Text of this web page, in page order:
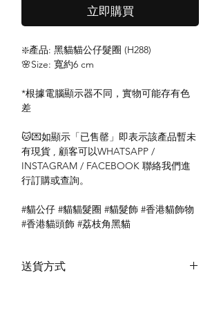
立即購買
❇️產品: 黑貓貓公仔髮圈 (H288)
🌸Size: 寬約6 cm
*根據電腦顯示器不同，實物可能存有色
差
🐱💌如顯示「已售罄」即表示該產品暫未
有現貨 , 顧客可以WHATSAPP /
INSTAGRAM / FACEBOOK 聯絡我們進
行訂購或查詢。
#貓公仔 #貓貓髮圈 #貓髮飾 #香港貓飾物
#香港貓頭飾 #荔枝角黑貓
送貨方式